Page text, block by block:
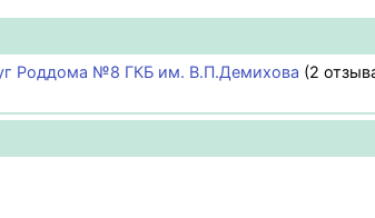
Роддома №8 ГКБ им. В.П.Демихова (2